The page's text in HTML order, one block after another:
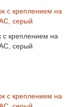
с креплением на
серый